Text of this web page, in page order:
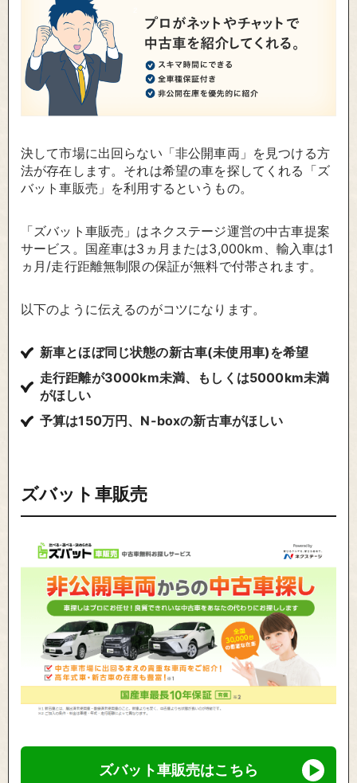
決して市場に出回らない「非公開車両」を見つける方
法が存在します。それは希望の車を探してくれる「ズ
バット車販売」を利用するというもの。
「ズバット車販売」はネクステージ運営の中古車提案
サービス。国産車は3ヵ月または3,000km、輸入車は1
ヵ月/走行距離無制限の保証が無料で付帯されます。
以下のように伝えるのがコツになります。
新車とほぼ同じ状態の新古車(未使用車)を希望
走行距離が3000km未満、もしくは5000km未満
がほしい
予算は150万円、N-boxの新古車がほしい
ズバット車販売
ズバット車販売はこちら